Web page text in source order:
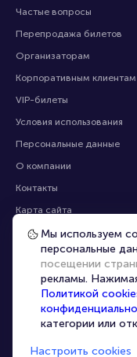
Частые вопросы
Перепродажа билетов
Организаторам
Корпоративным клиентам
VIP-билеты
Условия использования
Персональные данные
О компании
Контакты
Карта сайта
Управление cookies
Мы используем
персональные
посещении
рекламы.
Политикой
категории или
Настроить cookies